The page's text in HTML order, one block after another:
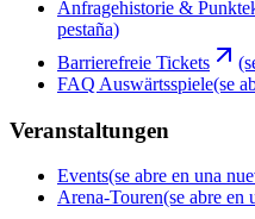
Anfragehistorie &
pestaña)
Barrierefreie Tickets
FAQ Auswärtsspiele(se
Veranstaltungen
Events(se abre en una
Arena-Touren(se abre en